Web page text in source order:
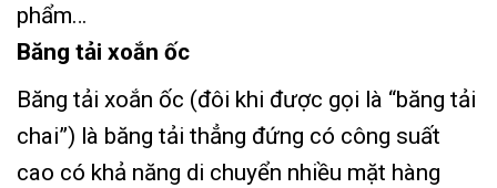
phẩm…
Băng tải xoắn ốc
Băng tải xoắn ốc (đôi khi được gọi là “băng tải
chai”) là băng tải thẳng đứng có công suất
cao có khả năng di chuyển nhiều mặt hàng